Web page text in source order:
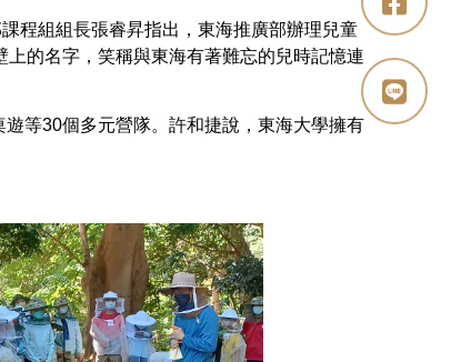
程組組長張睿昇指出，東海推廣部辦理兒童
的名字，笑稱與東海有著難忘的兒時記憶連
等30個多元營隊。許和捷說，東海大學擁有